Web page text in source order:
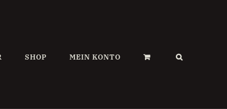
SHOP MEIN KONTO